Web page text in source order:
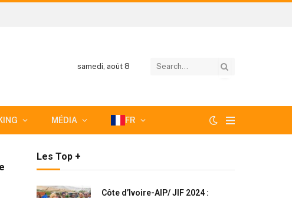
samedi, août 8
MÉDIA FR
Les Top +
Côte d’Ivoire-AIP/ JIF 2024 :